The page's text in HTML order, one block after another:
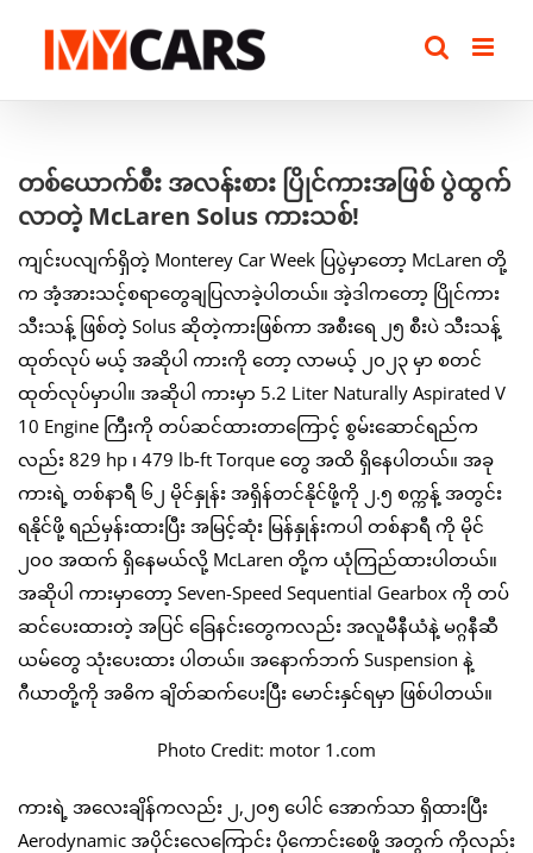
Larger
Image
တစ်ယောက်စီး အလန်းစား ပြိုင်ကားအဖြစ် ပွဲထွက်
လာတဲ့ McLaren Solus ကားသစ်!
ကျင်းပလျက်ရှိတဲ့ Monterey Car Week ပြပွဲမှာတော့ McLaren တို့
က အံ့အားသင့်စရာတွေချပြလာခဲ့ပါတယ်။ အဲ့ဒါကတော့ ပြိုင်ကား
သီးသန့် ဖြစ်တဲ့ Solus ဆိုတဲ့ကားဖြစ်ကာ အစီးရေ ၂၅ စီးပဲ သီးသန့်
ထုတ်လုပ် မယ့် အဆိုပါ ကားကို တော့ လာမယ့် ၂၀၂၃ မှာ စတင်
ထုတ်လုပ်မှာပါ။ အဆိုပါ ကားမှာ 5.2 Liter Naturally Aspirated V
10 Engine ကြီးကို တပ်ဆင်ထားတာကြောင့် စွမ်းဆောင်ရည်က
လည်း 829 hp ၊ 479 lb-ft Torque တွေ အထိ ရှိနေပါတယ်။ အခု
ကားရဲ့ တစ်နာရီ ၆၂ မိုင်နှုန်း အရှိန်တင်နိုင်ဖို့ကို ၂.၅ စက္ကန့် အတွင်း
ရနိုင်ဖို့ ရည်မှန်းထားပြီး အမြင့်ဆုံး မြန်နှုန်းကပါ တစ်နာရီ ကို မိုင်
၂၀၀ အထက် ရှိနေမယ်လို့ McLaren တို့က ယုံကြည်ထားပါတယ်။
အဆိုပါ ကားမှာတော့ Seven-Speed Sequential Gearbox ကို တပ်
ဆင်ပေးထားတဲ့ အပြင် ခြေနင်းတွေကလည်း အလူမီနီယံနဲ့ မဂ္ဂနီဆီ
ယမ်တွေ သုံးပေးထား ပါတယ်။ အနောက်ဘက် Suspension နဲ့
ဂီယာတို့ကို အဓိက ချိတ်ဆက်ပေးပြီး မောင်းနှင်ရမှာ ဖြစ်ပါတယ်။
Photo Credit: motor 1.com
ကားရဲ့ အလေးချိန်ကလည်း ၂,၂၀၅ ပေါင် အောက်သာ ရှိထားပြီး
Aerodynamic အပိုင်းလေကြောင်း ပိုကောင်းစေဖို့ အတွက် ကိုလည်း